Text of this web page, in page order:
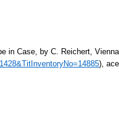
in Case, by C. Reichert,
),